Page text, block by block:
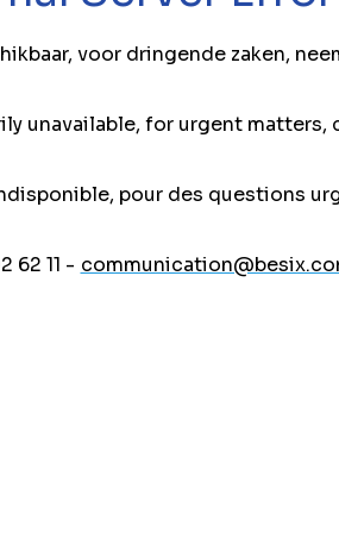
voor dringende zaken,
unavailable, for urgent matters,
pour des questions
62 11 -